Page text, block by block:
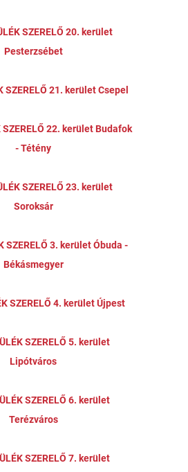
SZERELŐ 20. kerület
Pesterzsébet
SZERELŐ 21. kerület Csepel
SZERELŐ 22. kerület Budafok
- Tétény
SZERELŐ 23. kerület
Soroksár
SZERELŐ 3. kerület Óbuda -
Békásmegyer
SZERELŐ 4. kerület Újpest
SZERELŐ 5. kerület
Lipótváros
SZERELŐ 6. kerület
Terézváros
SZERELŐ 7. kerület